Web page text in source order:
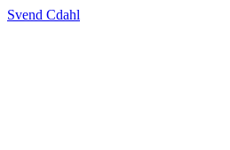
Svend Cdahl